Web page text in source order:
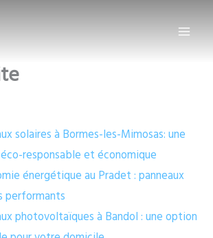
solaires à Bormes-les-Mimosas: une
responsable et économique
énergétique au Pradet : panneaux
performants
photovoltaïques à Bandol : une option